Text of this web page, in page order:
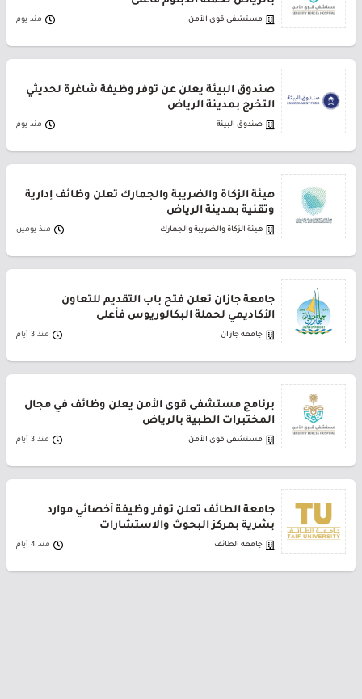
مستشفى قوى الأمن منذ يوم
صندوق البيئة يعلن عن توفر وظيفة شاغرة لحديثي
التخرج بمدينة الرياض
صندوق البيئة منذ يوم
هيئة الزكاة والضريبة والجمارك تعلن وظائف إدارية
وتقنية بمدينة الرياض
هيئة الزكاة والضريبة والجمارك منذ يومين
جامعة جازان تعلن فتح باب التقديم للتعاون
الأكاديمي لحملة البكالوريوس فأعلى
جامعة جازان منذ 3 أيام
برنامج مستشفى قوى الأمن يعلن وظائف في مجال
المختبرات الطبية بالرياض
مستشفى قوى الأمن منذ 3 أيام
جامعة الطائف تعلن توفر وظيفة أخصائي موارد
بشرية بمركز البحوث والاستشارات
جامعة الطائف منذ 4 أيام